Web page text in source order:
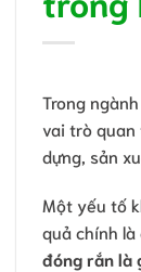
Trong
vai trò quan
dựng, sản
Một yếu tố
quả chính
đóng rắn là